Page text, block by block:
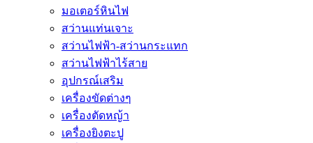
มอเตอร์หินไฟ
สว่านแท่นเจาะ
สว่านไฟฟ้า-สว่านกระแทก
สว่านไฟฟ้าไร้สาย
อุปกรณ์เสริม
เครื่องขัดต่างๆ
เครื่องตัดหญ้า
เครื่องยิงตะปู